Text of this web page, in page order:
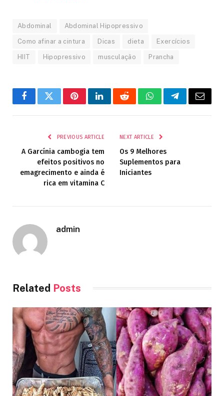
Abdominal Abdominal Hipopressivo
Como afinar a cintura Dicas dieta Exercícios
HIIT Hipopressivo musculação Prancha
FacebookTwitterPinterestLinkedInRedditWhatsAppTelegramEmail
PREVIOUS ARTICLE
A Garcínia cambogia tem
efeitos positivos no
emagrecimento e ainda é
rica em vitamina C
NEXT ARTICLE
Os 9 Melhores
Suplementos para
Iniciantes
admin
Related Posts